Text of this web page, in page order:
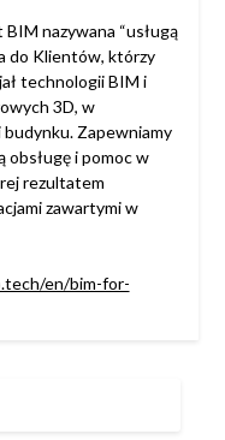
nazywana “usługą
do Klientów, którzy
technologii BIM i
3D, w
Zapewniamy
i pomoc w
rezultatem
zawartymi w
en/bim-for-